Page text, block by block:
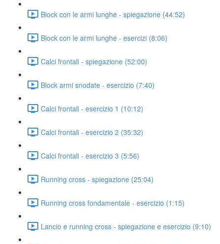
Block con le armi lunghe - spiegazione (44:52)
Block con le armi lunghe - esercizi (8:06)
Calci frontali - spiegazione (52:00)
Block armi snodate - esercizio (7:40)
Calci frontali - esercizio 1 (10:12)
Calci frontali - esercizio 2 (35:32)
Calci frontali - esercizio 3 (5:56)
Running cross - spiegazione (25:04)
Running cross fondamentale - esercizio (1:15)
Lancio e running cross - spiegazione e esercizio (9:10)